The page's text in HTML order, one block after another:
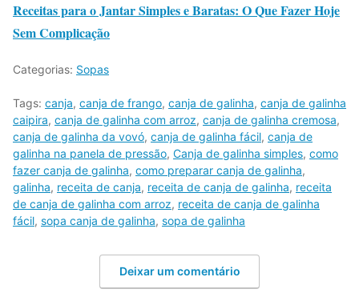
Receitas para o Jantar Simples e Baratas: O Que Fazer Hoje
Sem Complicação
Categorias: Sopas
Tags: canja, canja de frango, canja de galinha, canja de galinha
caipira, canja de galinha com arroz, canja de galinha cremosa,
canja de galinha da vovó, canja de galinha fácil, canja de
galinha na panela de pressão, Canja de galinha simples, como
fazer canja de galinha, como preparar canja de galinha,
galinha, receita de canja, receita de canja de galinha, receita
de canja de galinha com arroz, receita de canja de galinha
fácil, sopa canja de galinha, sopa de galinha
Deixar um comentário